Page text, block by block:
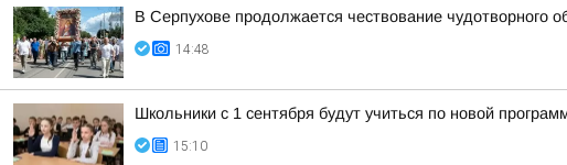
В Серпухове продолжается чествование чудотворного
14:48
Школьники с 1 сентября будут учиться по новой
15:10